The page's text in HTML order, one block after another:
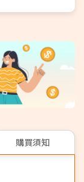
購買須知